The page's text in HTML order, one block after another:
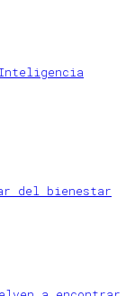
del bienestar